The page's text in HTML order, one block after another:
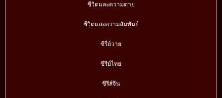
ชีวิตและความตาย
ชีวิตและความสัมพันธ์
ซีรี่ย์วาย
ซีรีย์ไทย
ซีรีส์จีน